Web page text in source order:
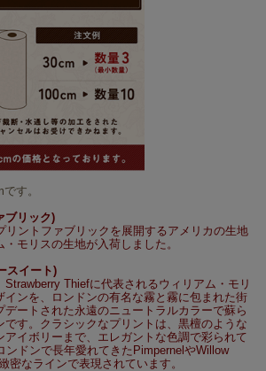
す。
ブリック)
リントファブリックを展開するアメリカの生地
モリスの生地が入荷しました。
スイート)
Strawberry Thiefに代表されるウィリアム・モリ
インを、ロンドンの有名な霧と霧に包まれた街
デートされた永遠のニュートラルカラーで蘇ら
です。クラシックなプリントは、黒檀のような
アイボリーまで、エレガントな色調で彩られて
ンドンで長年愛れてきたPimpernelやWillow
密なラインで表現されています。